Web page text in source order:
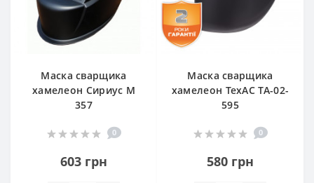
Маска сварщика
хамелеон Сириус M
357
0
603 грн
Маска сварщика
хамелеон ТехАС TA-02-
595
0
580 грн